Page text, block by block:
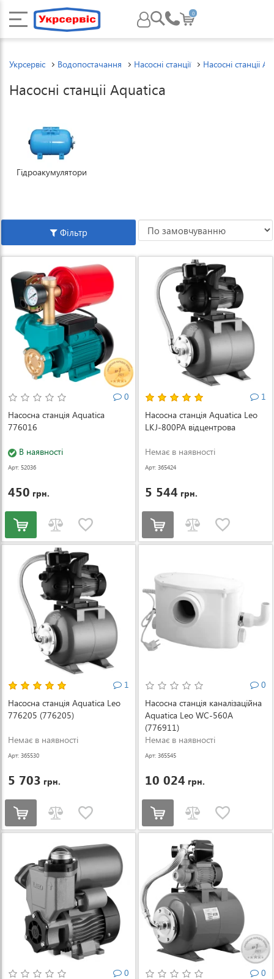
0
Укрсервіс Водопостачання Насосні станції Насосні станціі
Насосні станціі Aquatica
Гідроакумулятори
Фільтр
0
Насосна станція Aquatica
776016
В наявності
Арт: 52036
450 грн.
1
Насосна станція Aquatica Leo
LKJ-800PA відцентрова
Немає в наявності
Арт: 365424
5 544 грн.
1
Насосна станція Aquatica Leo
776205 (776205)
Немає в наявності
Арт: 365530
5 703 грн.
0
Насосна станція каналізаційна
Aquatica Leo WC-560A
(776911)
Немає в наявності
Арт: 365545
10 024 грн.
0
0